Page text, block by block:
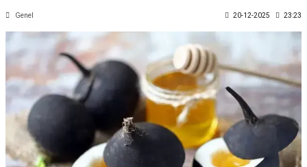
Genel 20-12-2025 23:23